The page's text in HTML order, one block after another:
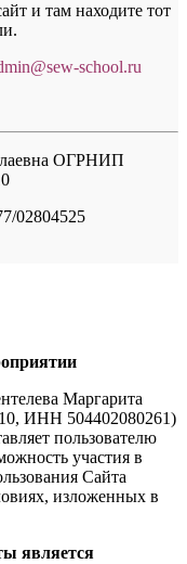
и там находите тот
school.ru
ОГРНИП
02804525
Маргарита
ИНН 504402080261)
пользователю
участия в
Сайта
изложенных в
является